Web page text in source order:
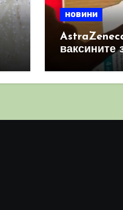
новини
ваксините
световен
като